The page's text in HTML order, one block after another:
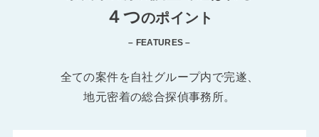
４つのポイント
– FEATURES –
全ての案件を自社グループ内で完遂、
地元密着の総合探偵事務所。